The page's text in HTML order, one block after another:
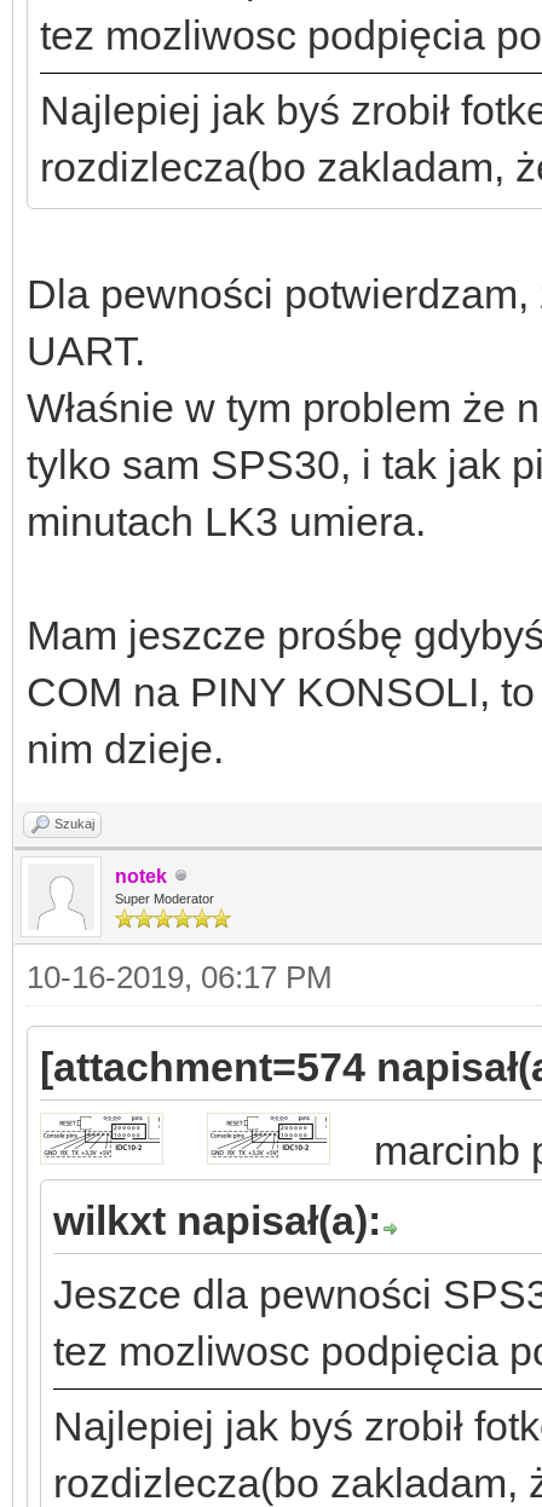
tez mozliwosc podpięcia
Najlepiej jak byś zrobił
rozdizlecza(bo zakladam,
Dla pewności
UART.
Właśnie w tym problem że
tylko sam SPS30, i tak jak
minutach LK3 umiera.
Mam jeszcze prośbę
COM na PINY KONSOLI,
nim dzieje.
Szukaj
notek
Super Moderator
10-16-2019, 06:17 PM
[attachment=574
marcinb
wilkxt napisał(a):
Jeszce dla pewności
tez mozliwosc podpięcia
Najlepiej jak byś zrobił
rozdizlecza(bo zakladam,